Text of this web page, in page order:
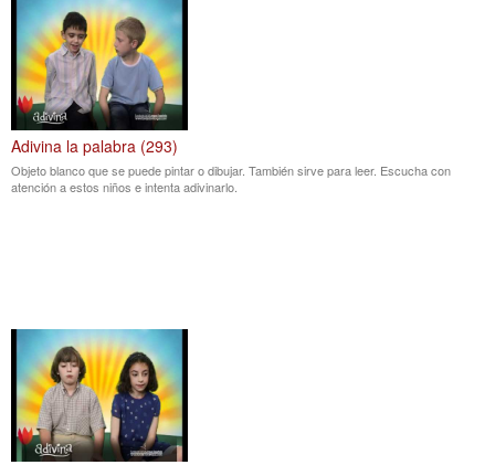
Adivina la palabra (293)
Objeto blanco que se puede pintar o dibujar. También sirve para leer. Escucha con
atención a estos niños e intenta adivinarlo.